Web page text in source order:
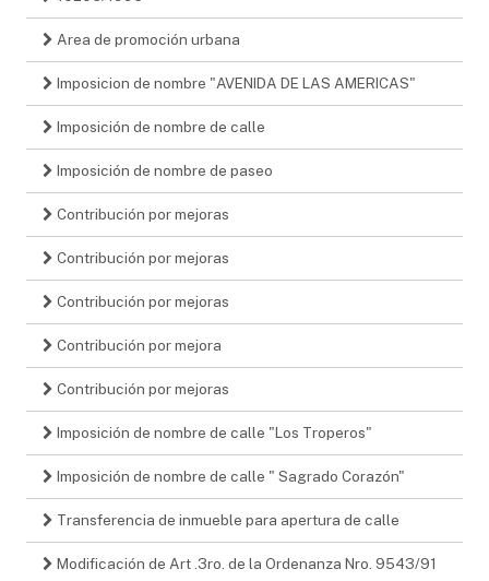
Area de promoción urbana
Imposicion de nombre "AVENIDA DE LAS AMERICAS"
Imposición de nombre de calle
Imposición de nombre de paseo
Contribución por mejoras
Contribución por mejoras
Contribución por mejoras
Contribución por mejora
Contribución por mejoras
Imposición de nombre de calle "Los Troperos"
Imposición de nombre de calle " Sagrado Corazón"
Transferencia de inmueble para apertura de calle
Modificación de Art .3ro. de la Ordenanza Nro. 9543/91